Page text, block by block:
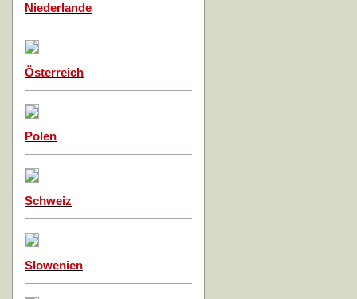
Niederlande
Österreich
Polen
Schweiz
Slowenien